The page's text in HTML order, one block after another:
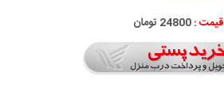
قیمت :24800 تومان